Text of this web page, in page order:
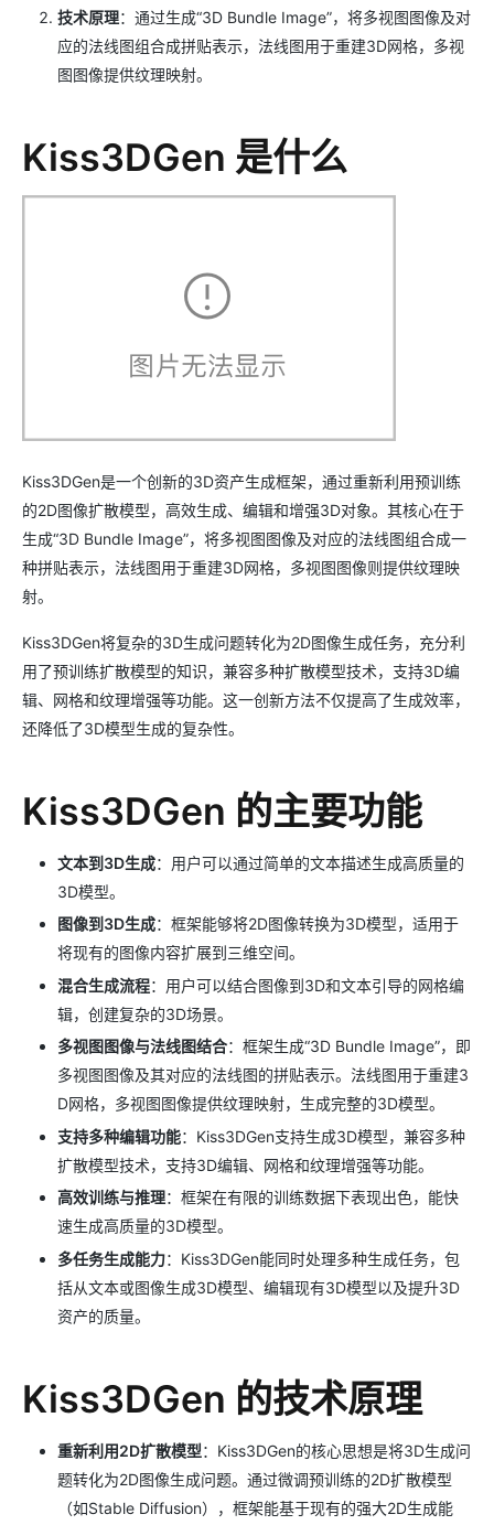
技术原理：通过生成“3D Bundle Image”，将多视图图像及对
应的法线图组合成拼贴表示，法线图用于重建3D网格，多视
图图像提供纹理映射。
Kiss3DGen 是什么
Kiss3DGen是一个创新的3D资产生成框架，通过重新利用预训练
的2D图像扩散模型，高效生成、编辑和增强3D对象。其核心在于
生成“3D Bundle Image”，将多视图图像及对应的法线图组合成一
种拼贴表示，法线图用于重建3D网格，多视图图像则提供纹理映
射。
Kiss3DGen将复杂的3D生成问题转化为2D图像生成任务，充分利
用了预训练扩散模型的知识，兼容多种扩散模型技术，支持3D编
辑、网格和纹理增强等功能。这一创新方法不仅提高了生成效率，
还降低了3D模型生成的复杂性。
Kiss3DGen 的主要功能
文本到3D生成：用户可以通过简单的文本描述生成高质量的
3D模型。
图像到3D生成：框架能够将2D图像转换为3D模型，适用于
将现有的图像内容扩展到三维空间。
混合生成流程：用户可以结合图像到3D和文本引导的网格编
辑，创建复杂的3D场景。
多视图图像与法线图结合：框架生成“3D Bundle Image”，即
多视图图像及其对应的法线图的拼贴表示。法线图用于重建3
D网格，多视图图像提供纹理映射，生成完整的3D模型。
支持多种编辑功能：Kiss3DGen支持生成3D模型，兼容多种
扩散模型技术，支持3D编辑、网格和纹理增强等功能。
高效训练与推理：框架在有限的训练数据下表现出色，能快
速生成高质量的3D模型。
多任务生成能力：Kiss3DGen能同时处理多种生成任务，包
括从文本或图像生成3D模型、编辑现有3D模型以及提升3D
资产的质量。
Kiss3DGen 的技术原理
重新利用2D扩散模型：Kiss3DGen的核心思想是将3D生成问
题转化为2D图像生成问题。通过微调预训练的2D扩散模型
（如Stable Diffusion），框架能基于现有的强大2D生成能